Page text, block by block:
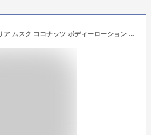
○o。ハワイアン プルメリア ムスク ココナッツ ボディーローション 容量 250g ヤシ油 保湿効果 ハワイ ボディー クリーム ハワイアン雑貨 ハワイの香り ハワイ花 ボディミルクローション クリーム ローション プレゼント お土産 良い香り 人気 。o○